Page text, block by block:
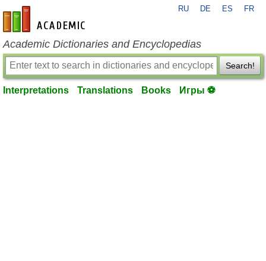
en-academic.com
RU DE ES FR
Academic Dictionaries and Encyclopedias
Search!
Interpretations Translations Books Игры ⚽